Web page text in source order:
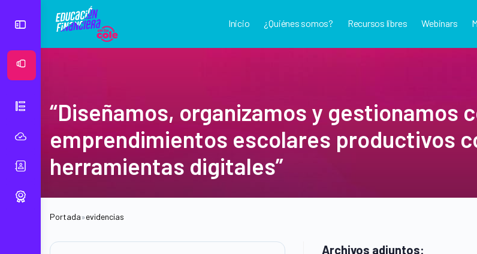
Inicio ¿Quiénes somos? Recursos libres Webinars
“Diseñamos, organizamos y gestionamos
emprendimientos escolares productivos
herramientas digitales”
Portada»evidencias
Archivos adjuntos: